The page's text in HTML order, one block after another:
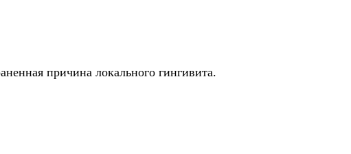
причина локального гингивита.